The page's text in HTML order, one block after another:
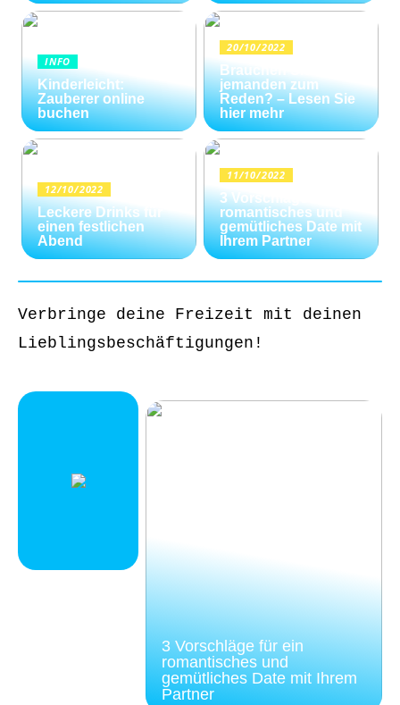
INFO
Kinderleicht:
Zauberer online
buchen
20/10/2022
Brauchen Sie
jemanden zum
Reden? – Lesen Sie
hier mehr
12/10/2022
Leckere Drinks für
einen festlichen
Abend
11/10/2022
3 Vorschläge für ein
romantisches und
gemütliches Date mit
Ihrem Partner
Verbringe deine Freizeit mit deinen
Lieblingsbeschäftigungen!
3 Vorschläge für ein
romantisches und
gemütliches Date mit Ihrem
Partner